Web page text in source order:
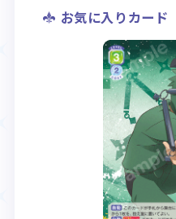
お気に入りカード